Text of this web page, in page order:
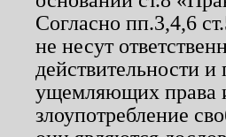
Согласно пп.3,4,6
не несут
действительности
ущемляющих права
злоупотребление